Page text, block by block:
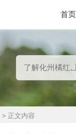
首页
> 正文内容